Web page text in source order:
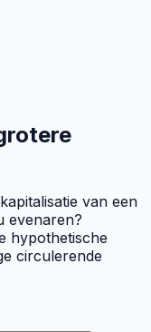
van een
evenaren?
hypothetische
circulerende